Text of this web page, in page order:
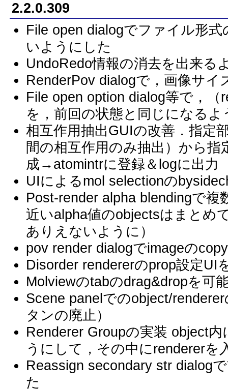
2.2.0.309
File open dialogでファイル形
いようにした
UndoRedo情報の消去を出来る
RenderPov dialogで，画像サイ
File open option dialog等で，
を，前回の状態と同じになるよ
相互作用抽出GUIの改善．指定
間の相互作用のみ抽出）から
成→atomintrに登録＆logに出力
UIによるmol selectionの
Post-render alpha blendingで
近いalpha値のobjectsはまとめ
ありえないように）
pov render dialogでimageの
Disorder rendererのprop設定UI
Molviewのtabのdrag&dropを可
Scene panelでのobject/
タンの廃止）
Renderer Groupの実装 object
うにして，その中にrenderer
Reassign secondary str dialog
た